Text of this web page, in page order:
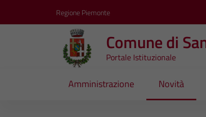
Regione Piemonte
Comune di
Portale Istituzionale
Amministrazione Novità